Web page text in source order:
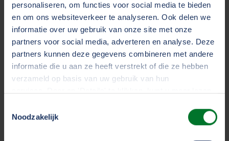
personaliseren, om functies voor social media te bieden
en om ons websiteverkeer te analyseren. Ook delen we
informatie over uw gebruik van onze site met onze
partners voor social media, adverteren en analyse. Deze
partners kunnen deze gegevens combineren met andere
informatie die u aan ze heeft verstrekt of die ze hebben
verzameld op basis van uw gebruik van hun
toestemming intrekken. Door op 'Alles accepteren' te
klikken, gaat u akkoord met het gebruik van alle cookies
Noodzakelijk
werkelijk fantastisch. Mede door de bijdrage van de
TVM foundation is dit mogelijk geworden, wij zijn
daar dan ook erg dankbaar voor!” zegt voorzitter Jan
Groeneweg.
De TVM foundation
maatschappelijke initiatieven